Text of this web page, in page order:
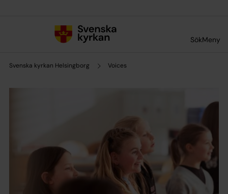
SökMeny
Svenska kyrkan Helsingborg Voices